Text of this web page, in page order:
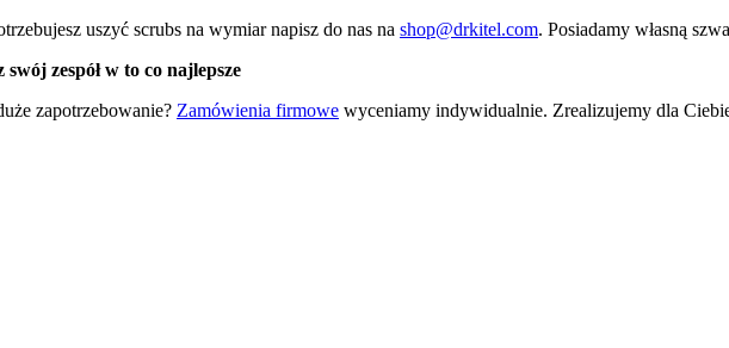
uszyć scrubs na wymiar napisz do nas na shop@drkitel.com. Posiadamy własną
swój zespół w to co najlepsze
zapotrzebowanie? Zamówienia firmowe wyceniamy indywidualnie. Zrealizujemy dla